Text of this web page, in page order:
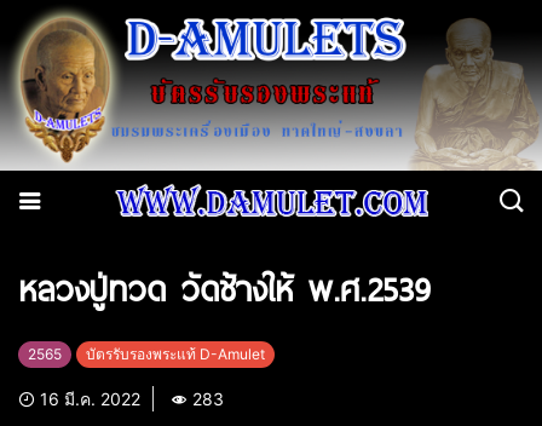
หลวงปู่ทวด วัดช้างให้ พ.ศ.2539
2565 บัตรรับรองพระแท้ D-Amulet
16 มี.ค. 2022 283